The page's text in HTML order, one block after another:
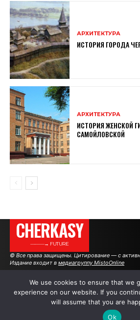
АРХИТЕКТУРА
ИСТОРИЯ ГОРОДА
АРХИТЕКТУРА
ИСТОРИЯ ЖЕНСКОЙ
САМОЙЛОВСКОЙ
CHERKASY
———→ FUTURE
© Все права защищены. Цитирование — с
Издание входит в медиагруппу MistoOnline
АВТОРЫ
We use cookies to ensure that we
experience on our website. If you
will assume that you are
Ok